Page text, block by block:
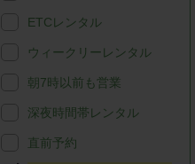
ETCレンタル
ウィークリーレンタル
朝7時以前も営業
深夜時間帯レンタル
直前予約